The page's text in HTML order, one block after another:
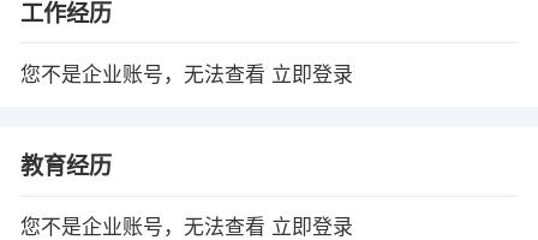
工作经历
您不是企业账号，无法查看 立即登录
教育经历
您不是企业账号，无法查看 立即登录